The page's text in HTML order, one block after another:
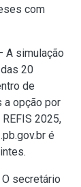
com
A simulação
20
de
a opção por
2025,
é
secretário